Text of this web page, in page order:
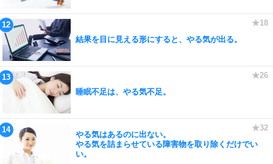
結果を目に見える形にすると、やる気が出る。
睡眠不足は、やる気不足。
やる気はあるのに出ない。
やる気を詰まらせている障害物を取り除くだけでい
い。